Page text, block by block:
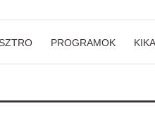
PROGRAMOK